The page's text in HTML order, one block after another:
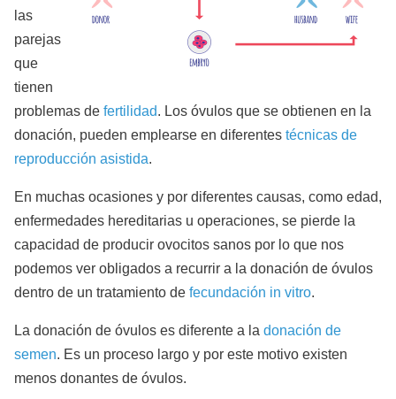
las
parejas
que
tienen
problemas de fertilidad. Los óvulos que se obtienen en la
donación, pueden emplearse en diferentes técnicas de
reproducción asistida.
En muchas ocasiones y por diferentes causas, como edad,
enfermedades hereditarias u operaciones, se pierde la
capacidad de producir ovocitos sanos por lo que nos
podemos ver obligados a recurrir a la donación de óvulos
dentro de un tratamiento de fecundación in vitro.
La donación de óvulos es diferente a la donación de
semen. Es un proceso largo y por este motivo existen
menos donantes de óvulos.